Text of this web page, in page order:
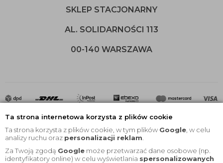
Ta strona internetowa korzysta z plików cookie
Ta strona korzysta z plików cookie, w tym plików Google , w celu
analizy ruchu oraz personalizacji reklam
Za Twoją zgodą Google może przetwarzać dane osobowe (np.
identyfikatory online) w celu wyświetlania spersonalizowanych
SKLEP STACJONARNY
AL. SOLIDARNOŚCI 113
00-140 WARSZAWA
2020 © Wszelkie Prawa Zastrzeżone |KEYfabrics